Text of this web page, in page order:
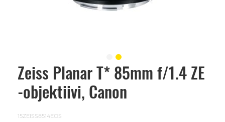
Zeiss Planar T* 85mm f/1.4 ZE
-objektiivi, Canon
15ZEISS8514EOS
Skip
beginning
images